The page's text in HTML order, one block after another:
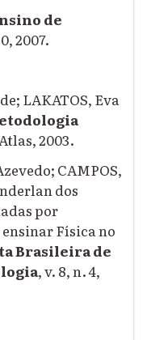
de
2007.
LAKATOS, Eva
2003.
CAMPOS,
dos
por
Física no
Brasileira de
, v. 8, n. 4,